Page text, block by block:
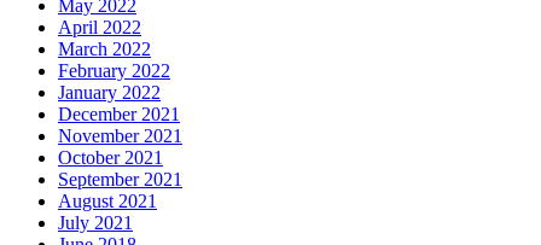
May 2022
April 2022
March 2022
February 2022
January 2022
December 2021
November 2021
October 2021
September 2021
August 2021
July 2021